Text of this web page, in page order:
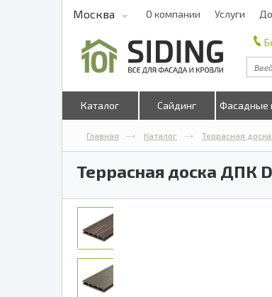
Москва О компании Услуги
Каталог Сайдинг Фасадные
Главная Каталог Террасная
Террасная доска ДПК